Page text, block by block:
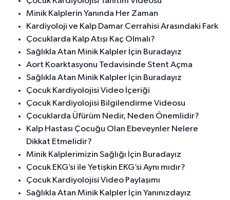
Minik Kalplerin Yanında Her Zaman
Kardiyoloji ve Kalp Damar Cerrahisi Arasındaki Fark
Çocuklarda Kalp Atışı Kaç Olmalı?
Sağlıkla Atan Minik Kalpler İçin Buradayız
Aort Koarktasyonu Tedavisinde Stent Açma
Sağlıkla Atan Minik Kalpler İçin Buradayız
Çocuk Kardiyolojisi Video İçeriği
Çocuk Kardiyolojisi Bilgilendirme Videosu
Çocuklarda Üfürüm Nedir, Neden Önemlidir?
Kalp Hastası Çocuğu Olan Ebeveynler Nelere
Dikkat Etmelidir?
Minik Kalplerimizin Sağlığı İçin Buradayız
Çocuk EKG’si ile Yetişkin EKG’si Aynı mıdır?
Çocuk Kardiyolojisi Video Paylaşımı
Sağlıkla Atan Minik Kalpler İçin Yanınızdayız